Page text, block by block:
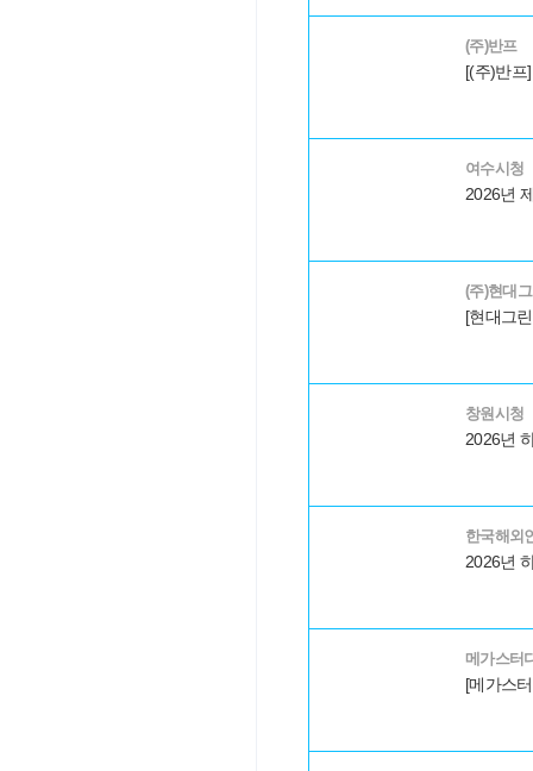
(주)반프
여수시청
(주)현대
창원시청
메가스터